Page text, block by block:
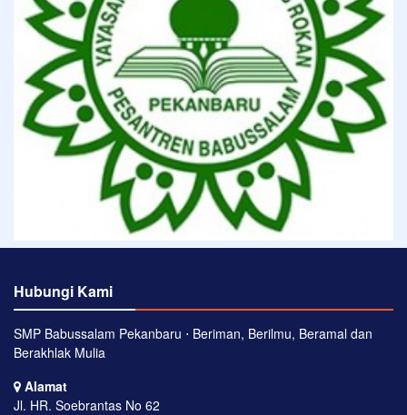
Hubungi Kami
SMP Babussalam Pekanbaru ⋅ Beriman, Berilmu, Beramal dan
Berakhlak Mulia
Alamat
Jl. HR. Soebrantas No 62